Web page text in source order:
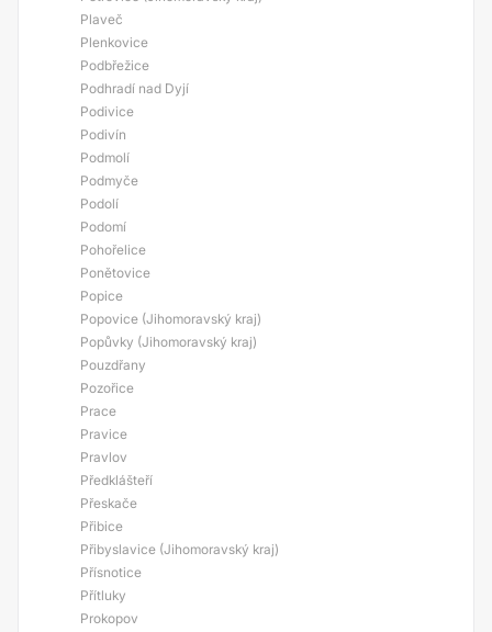
Plaveč
Plenkovice
Podbřežice
Podhradí nad Dyjí
Podivice
Podivín
Podmolí
Podmyče
Podolí
Podomí
Pohořelice
Ponětovice
Popice
Popovice (Jihomoravský kraj)
Popůvky (Jihomoravský kraj)
Pouzdřany
Pozořice
Prace
Pravice
Pravlov
Předklášteří
Přeskače
Přibice
Přibyslavice (Jihomoravský kraj)
Přísnotice
Přítluky
Prokopov